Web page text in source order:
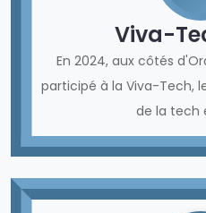
Viva-
En 2024, aux côtés
participé à la Viva-Tech,
de la tech